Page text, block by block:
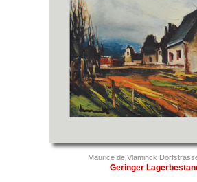
Maurice de Vlaminck
Geringer